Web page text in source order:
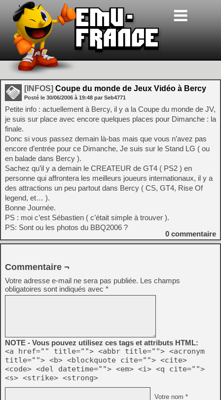
[INFOS] Coupe du monde de Jeux Vidéo à Bercy
Posté le 30/06/2006 à 19:48 par Seb4771
Petite info : actuellement à Bercy, il y a la Coupe du monde de JV,
je suis sur place avec encore quelques places pour Dimanche : la
finale.
Donc si vous passez demain là-bas mais que vous n’avez pas
encore d’entrée pour ce Dimanche, Je suis sur le Stand LG ( ou
en balade dans Bercy ).
Sachez qu’il y a demain le CREATEUR de GT4 ( PS2 ) en
personne qui affrontera les meilleurs joueurs internationaux, il y a
des attractions un peu partout dans Bercy ( CS, GT4, Rise Of
legend, et… ).
Bonne Journée.
PS : moi c’est Sébastien ( c’était simple à trouver ).
PS: Sont ou les photos du BBQ2006 ?
0 commentaire
Commentaire ¬
Votre adresse e-mail ne sera pas publiée. Les champs
obligatoires sont indiqués avec *
NOTE - Vous pouvez utilisez ces tags et attributs HTML:
<a href="" title=""> <abbr title=""> <acronym
title=""> <b> <blockquote cite=""> <cite>
<code> <del datetime=""> <em> <i> <q cite="">
<s> <strike> <strong>
Votre nom *